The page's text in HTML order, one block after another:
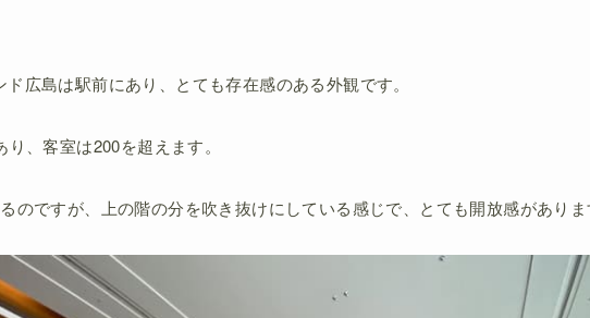
広島は駅前にあり、とても存在感のある外観です。
、客室は200を超えます。
のですが、上の階の分を吹き抜けにしている感じで、とても開放感があり